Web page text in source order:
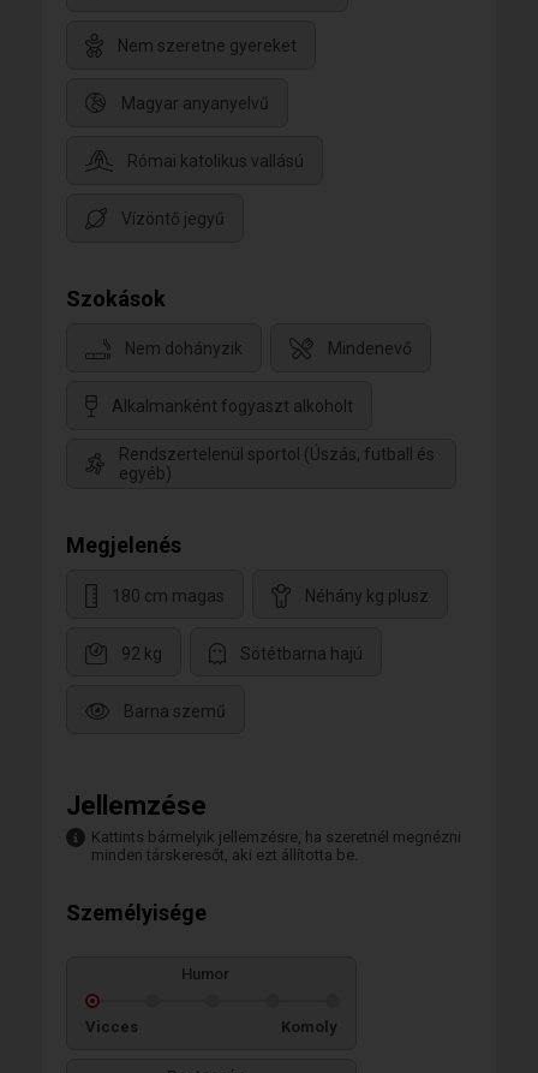
Nem szeretne gyereket
Magyar anyanyelvű
Római katolikus vallású
Vízöntő jegyű
Szokások
Nem dohányzik Mindenevő
Alkalmanként fogyaszt alkoholt
Rendszertelenül sportol (Úszás, futball és
egyéb)
Megjelenés
180 cm magas Néhány kg plusz
92 kg Sötétbarna hajú
Barna szemű
Jellemzése
Kattints bármelyik jellemzésre, ha szeretnél megnézni
minden társkeresőt, aki ezt állította be.
Személyisége
Humor
Vicces Komoly